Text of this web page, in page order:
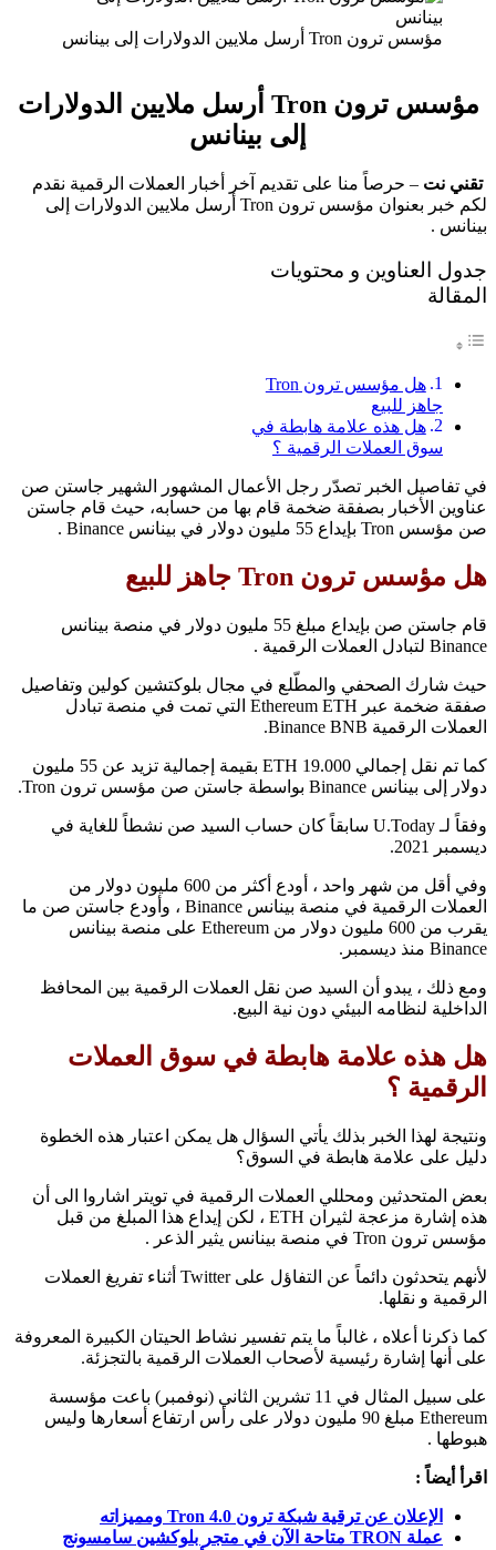
مؤسس ترون Tron أرسل ملايين الدولارات إلى بينانس
مؤسس ترون Tron أرسل ملايين الدولارات
إلى بينانس
تقني نت – حرصاً منا على تقديم آخر أخبار العملات الرقمية نقدم
لكم خبر بعنوان مؤسس ترون Tron أرسل ملايين الدولارات إلى
بينانس .
جدول العناوين و محتويات
المقالة
هل مؤسس ترون Tron
جاهز للبيع
هل هذه علامة هابطة في
سوق العملات الرقمية ؟
في تفاصيل الخبر تصدّر رجل الأعمال المشهور الشهير جاستن صن
عناوين الأخبار بصفقة ضخمة قام بها من حسابه، حيث قام جاستن
صن مؤسس Tron بإيداع 55 مليون دولار في بينانس Binance .
هل مؤسس ترون Tron جاهز للبيع
قام جاستن صن بإيداع مبلغ 55 مليون دولار في منصة بينانس
Binance لتبادل العملات الرقمية .
حيث شارك الصحفي والمطّلع في مجال بلوكتشين كولين وتفاصيل
صفقة ضخمة عبر Ethereum ETH التي تمت في منصة تبادل
العملات الرقمية Binance BNB.
كما تم نقل إجمالي 19.000 ETH بقيمة إجمالية تزيد عن 55 مليون
دولار إلى بينانس Binance بواسطة جاستن صن مؤسس ترون Tron.
وفقاً لـ U.Today سابقاً كان حساب السيد صن نشطاً للغاية في
ديسمبر 2021.
وفي أقل من شهر واحد ، أودع أكثر من 600 مليون دولار من
العملات الرقمية في منصة بينانس Binance ، وأودع جاستن صن ما
يقرب من 600 مليون دولار من Ethereum على منصة بينانس
Binance منذ ديسمبر.
ومع ذلك ، يبدو أن السيد صن نقل العملات الرقمية بين المحافظ
الداخلية لنظامه البيئي دون نية البيع.
هل هذه علامة هابطة في سوق العملات
الرقمية ؟
ونتيجة لهذا الخبر بذلك يأتي السؤال هل يمكن اعتبار هذه الخطوة
دليل على علامة هابطة في السوق؟
بعض المتحدثين ومحللي العملات الرقمية في تويتر اشاروا الى أن
هذه إشارة مزعجة لثيران ETH ، لكن إيداع هذا المبلغ من قبل
مؤسس ترون Tron في منصة بينانس يثير الذعر .
لأنهم يتحدثون دائماً عن التفاؤل على Twitter أثناء تفريغ العملات
الرقمية و نقلها.
كما ذكرنا أعلاه ، غالباً ما يتم تفسير نشاط الحيتان الكبيرة المعروفة
على أنها إشارة رئيسية لأصحاب العملات الرقمية بالتجزئة.
على سبيل المثال في 11 تشرين الثاني (نوفمبر) باعت مؤسسة
Ethereum مبلغ 90 مليون دولار على رأس ارتفاع أسعارها وليس
هبوطها .
اقرأ أيضاً :
الإعلان عن ترقية شبكة ترون Tron 4.0 ومميزاته
عملة TRON متاحة الآن في متجر بلوكشين سامسونج